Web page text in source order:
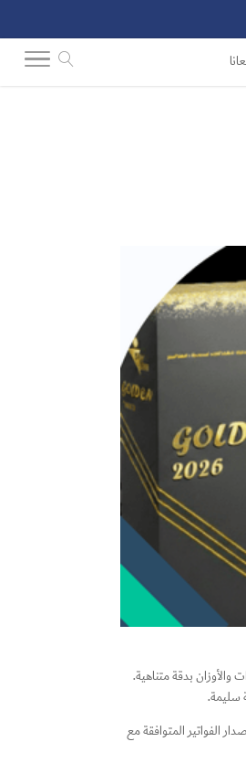
والأوزان بدقة متناهية.
سليمة.
الفواتير المتوافقة مع